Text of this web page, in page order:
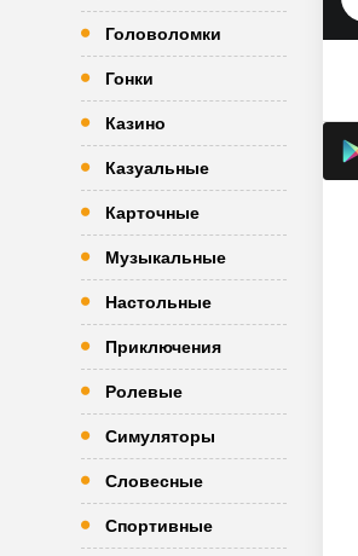
Головоломки
Гонки
Казино
Казуальные
Карточные
Музыкальные
Настольные
Приключения
Ролевые
Симуляторы
Словесные
Спортивные